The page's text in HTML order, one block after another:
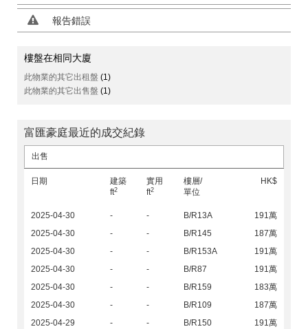
報告錯誤
樓盤在相同大廈
此物業的其它出租盤 (1)
此物業的其它出售盤 (1)
富匯豪庭最近的成交紀錄
出售
日期
建築
ft2
實用
ft2
樓層/
單位
HK$
2025-04-30 - - B/R13A
191萬
2025-04-30
- - B/R145
187萬
2025-04-30
- - B/R153A
191萬
2025-04-30
- - B/R87
191萬
2025-04-30
- - B/R159
183萬
2025-04-30
- - B/R109
187萬
2025-04-29
- - B/R150
191萬